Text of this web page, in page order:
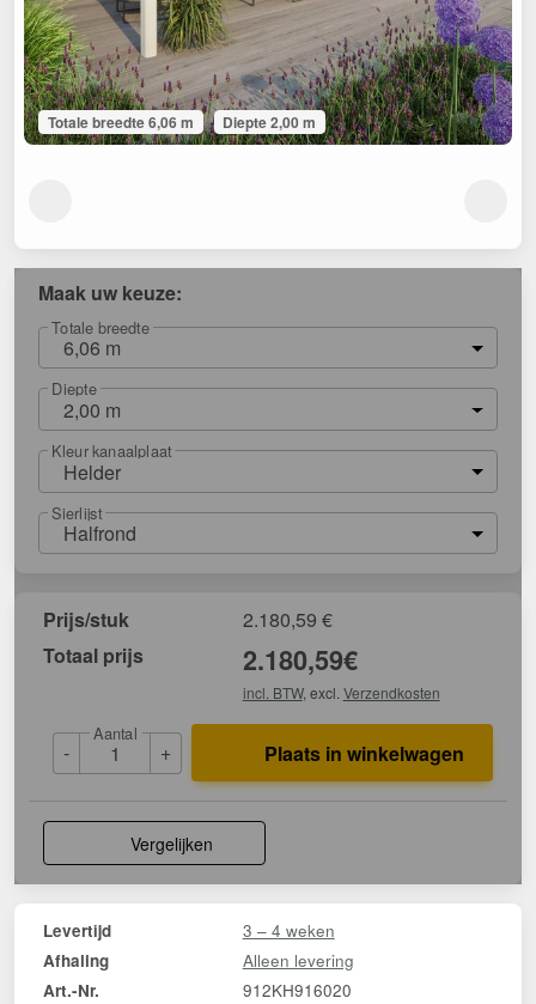
Totale breedte 6,06 m Diepte 2,00 m
Maak uw keuze:
Totale breedte
6,06 m
Diepte
2,00 m
Kleur kanaalplaat
Helder
Sierlijst
Halfrond
Prijs/stuk 2.180,59 €
Totaal prijs
2.180,59€
incl. BTW, excl. Verzendkosten
-
Aantal
+ Plaats in winkelwagen
Vergelijken
Levertijd 3 – 4 weken
Afhaling Alleen levering
Art.-Nr. 912KH916020